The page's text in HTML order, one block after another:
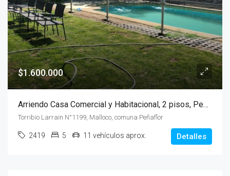
$1.600.000
Arriendo Casa Comercial y Habitacional, 2 pisos, Peñaflor
Torribio Larrain N°1199, Malloco, comuna Peñaflor
2419 5 11 vehículos aprox. Detalles